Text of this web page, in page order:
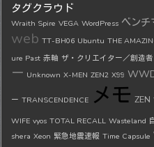
タグクラウド
Wraith Spire VEGA WordPress ベンチ
web TT-BH06 Ubuntu THE
ure Past 赤軸 ザ・クリエイター／創造者
ー Unknown X-MEN ZEN2 X99
ー TRANSCENDENCE メモ ZEN
WIFE vyos TOTAL RECALL Wasteland
shera Xeon 緊急地震速報 Time Capsule